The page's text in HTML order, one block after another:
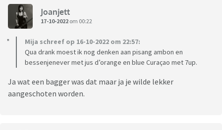
Joanjett
17-10-2022 om 00:22
Mija schreef op 16-10-2022 om 22:57:
Qua drank moest ik nog denken aan pisang ambon en
bessenjenever met jus d’orange en blue Curaçao met 7up.
Ja wat een bagger was dat maar ja je wilde lekker
aangeschoten worden.